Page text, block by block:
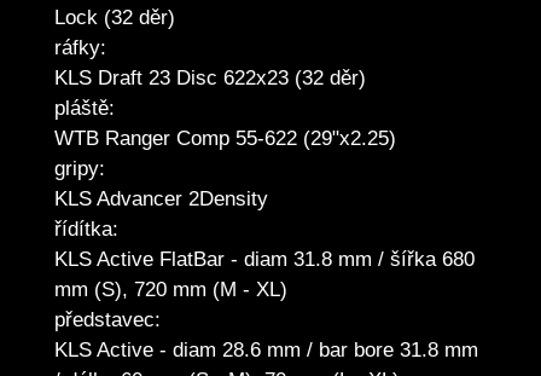
Lock (32 děr)
ráfky:
KLS Draft 23 Disc 622x23 (32 děr)
pláště:
WTB Ranger Comp 55-622 (29"x2.25)
gripy:
KLS Advancer 2Density
řídítka:
KLS Active FlatBar - diam 31.8 mm / šířka 680
mm (S), 720 mm (M - XL)
představec:
KLS Active - diam 28.6 mm / bar bore 31.8 mm